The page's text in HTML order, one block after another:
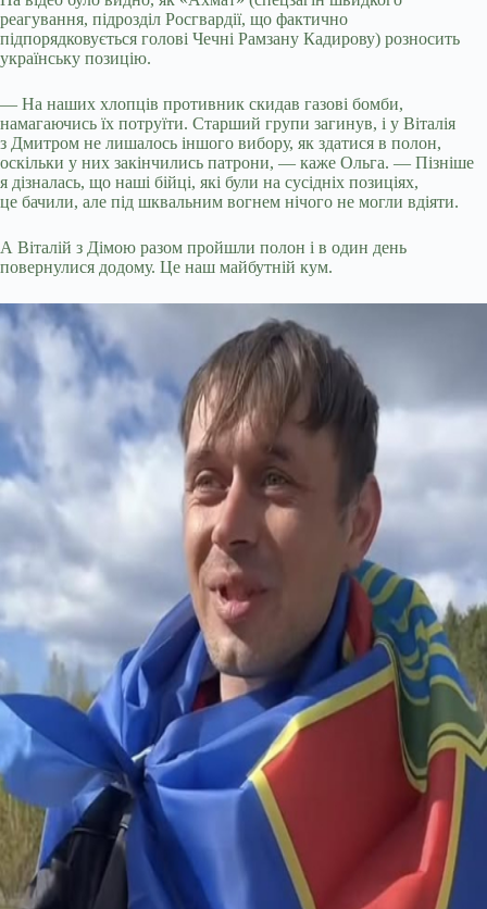
реагування, підрозділ Росгвардії, що фактично
підпорядковується голові Чечні Рамзану Кадирову) розносить
українську позицію.
— На наших хлопців противник скидав газові бомби,
намагаючись їх потруїти. Старший групи загинув, і у Віталія
з Дмитром не лишалось іншого вибору, як здатися в полон,
оскільки у них закінчились патрони, — каже Ольга. — Пізніше
я дізналась, що наші бійці, які були на сусідніх позиціях,
це бачили, але під шквальним вогнем нічого не могли вдіяти.
А Віталій з Дімою разом пройшли полон і в один день
повернулися додому. Це наш майбутній кум.